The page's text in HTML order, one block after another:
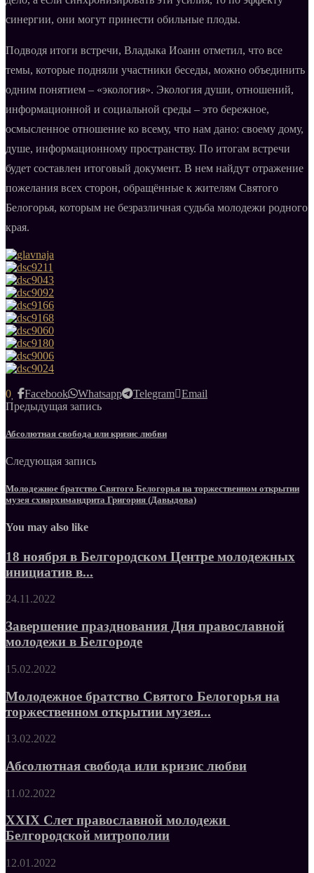
синергии, они могут принести обильные плоды.
Подводя итоги встречи, Владыка Иоанн отметил, что все
темы, которые подняли участники беседы, можно объединить
одним понятием – «экология». Экология души, отношений,
информационной и социальной среды – это бережное,
осмысленное отношение ко всему, что нам дано: своему дому,
душе, информационному пространству. По итогам встречи
будет составлен итоговый документ. В нем найдут отражение
пожелания всех сторон, обращённые к жителям Святого
Белогорья, которым не безразличная судьба молодежи родного
края.
0 Facebook Whatsapp Telegram Email
Предыдущая запись
Абсолютная свобода или кризис любви
Следующая запись
Молодежное братство Святого Белогорья на торжественном открытии
музея схиархимандрита Григория (Давыдова)
You may also like
18 ноября в Белгородском Центре молодежных
инициатив в...
24.11.2022
Завершение празднования Дня православной
молодежи в Белгороде
15.02.2022
Молодежное братство Святого Белогорья на
торжественном открытии музея...
13.02.2022
Абсолютная свобода или кризис любви
11.02.2022
XXIX Слет православной молодежи
Белгородской митрополии
12.01.2022